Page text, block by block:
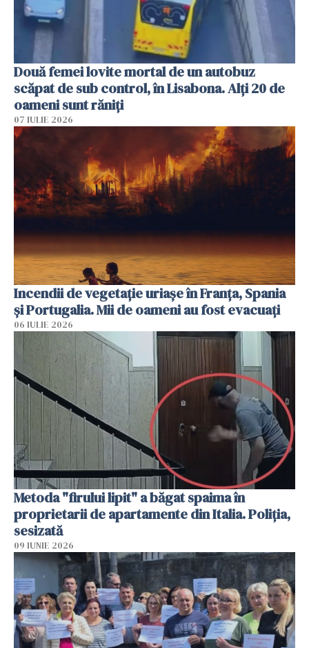
Două femei lovite mortal de un autobuz
scăpat de sub control, în Lisabona. Alți 20 de
oameni sunt răniți
07 IULIE 2026
Incendii de vegetație uriașe în Franța, Spania
și Portugalia. Mii de oameni au fost evacuați
06 IULIE 2026
Metoda "firului lipit" a băgat spaima în
proprietarii de apartamente din Italia. Poliția,
sesizată
09 IUNIE 2026